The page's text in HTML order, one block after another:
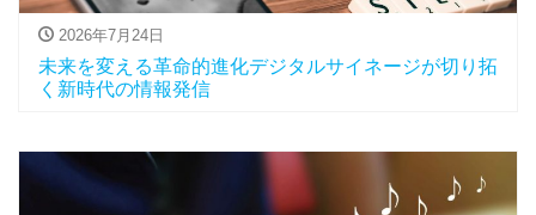
2026年7月24日
未来を変える革命的進化デジタルサイネージが切り拓
く新時代の情報発信